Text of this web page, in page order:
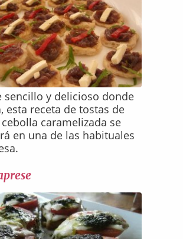
sencillo y delicioso donde
esta receta de tostas de
caramelizada se
en una de las habituales